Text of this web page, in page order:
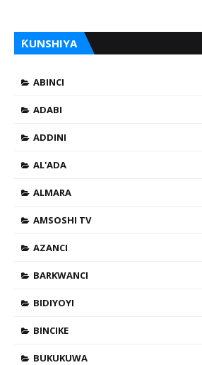
ƘUNSHIYA
ABINCI
ADABI
ADDINI
AL'ADA
ALMARA
AMSOSHI TV
AZANCI
BARKWANCI
BIDIYOYI
BINCIKE
BUKUKUWA